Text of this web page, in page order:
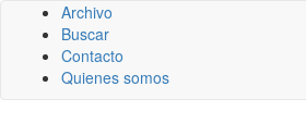
Archivo
Buscar
Contacto
Quienes somos